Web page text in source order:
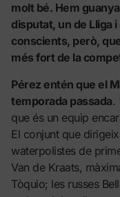
molt bé. Hem
disputat, un de Lliga
conscients, però,
més fort de la
Pérez entén que el
temporada passada.
que és un equip
El conjunt que
waterpolistes de
Van de Kraats,
Tòquio; les russes